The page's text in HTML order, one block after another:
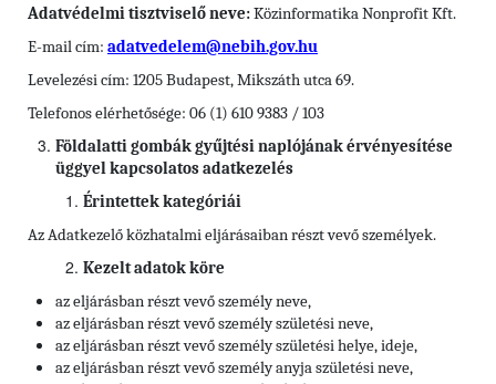
Adatvédelmi tisztviselő neve:Közinformatika Nonprofit Kft.
E-mail cím: adatvedelem@nebih.gov.hu
Levelezési cím: 1205 Budapest, Mikszáth utca 69.
Telefonos elérhetősége: 06 (1) 610 9383 / 103
Földalatti gombák gyűjtési naplójának érvényesítése
üggyel kapcsolatos adatkezelés
Érintettek kategóriái
Az Adatkezelő közhatalmi eljárásaiban részt vevő személyek.
Kezelt adatok köre
az eljárásban részt vevő személy neve,
az eljárásban részt vevő személy születési neve,
az eljárásban részt vevő személy születési helye, ideje,
az eljárásban részt vevő személy anyja születési neve,